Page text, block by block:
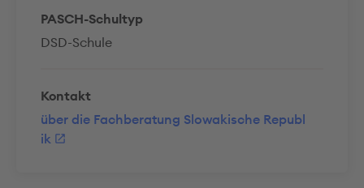
PASCH-Schultyp
DSD-Schule
Kontakt
über die Fachberatung Slowakische Republ
ik